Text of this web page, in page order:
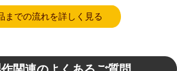
までの流れを詳しく見る